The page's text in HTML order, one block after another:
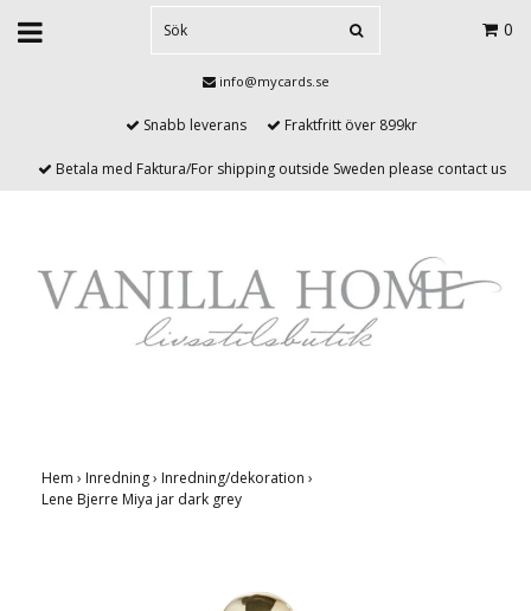
0
info@mycards.se
Snabb leverans Fraktfritt över 899kr
Betala med Faktura/For shipping outside Sweden please contact us
Hem › Inredning› Inredning/dekoration ›
Lene Bjerre Miya jar dark grey